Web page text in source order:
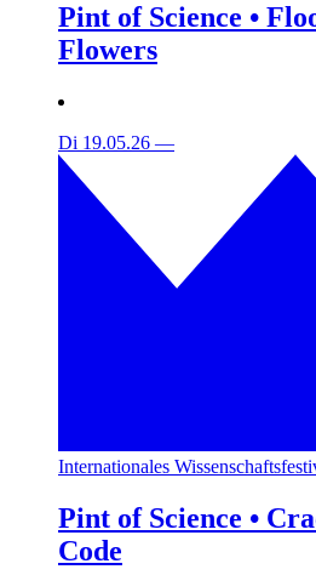
Pint of Science •
Flowers
Di 19.05.26 —
Internationales
Pint of Science •
Code